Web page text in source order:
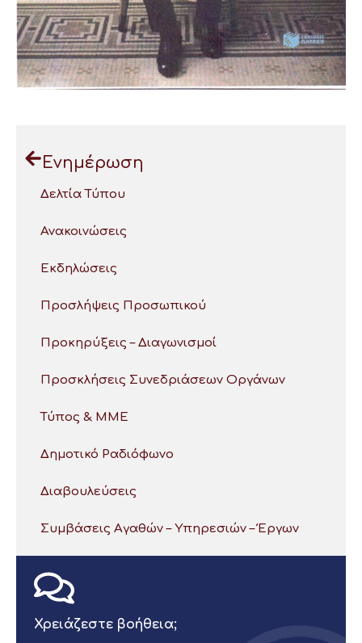
Ενημέρωση
Δελτία Τύπου
Ανακοινώσεις
Εκδηλώσεις
Προσλήψεις Προσωπικού
Προκηρύξεις – Διαγωνισμοί
Προσκλήσεις Συνεδριάσεων Οργάνων
Τύπος & ΜΜΕ
Δημοτικό Ραδιόφωνο
Διαβουλεύσεις
Συμβάσεις Αγαθών – Υπηρεσιών – Έργων
Χρειάζεστε βοήθεια;